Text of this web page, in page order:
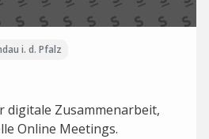
i. d. Pfalz
digitale Zusammenarbeit,
Online Meetings.